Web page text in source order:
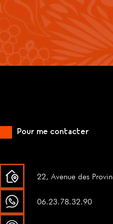
Pour me contacter
22, Avenue des
06.23.78.32.90